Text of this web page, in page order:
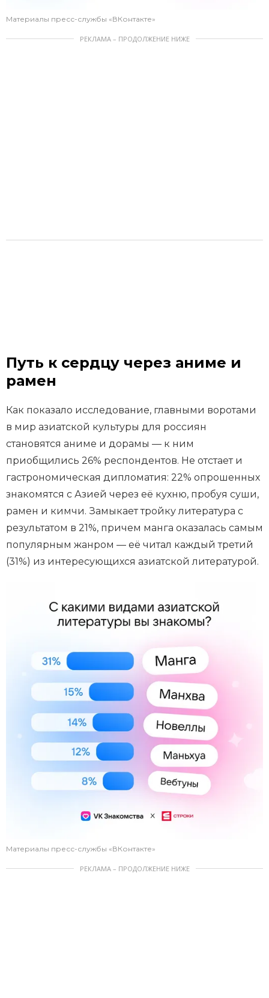
Материалы пресс-службы «ВКонтакте»
РЕКЛАМА – ПРОДОЛЖЕНИЕ НИЖЕ
Путь к сердцу через аниме и
рамен
Как показало исследование, главными воротами
в мир азиатской культуры для россиян
становятся аниме и дорамы — к ним
приобщились 26% респондентов. Не отстает и
гастрономическая дипломатия: 22% опрошенных
знакомятся с Азией через её кухню, пробуя суши,
рамен и кимчи. Замыкает тройку литература с
результатом в 21%, причем манга оказалась самым
популярным жанром — её читал каждый третий
(31%) из интересующихся азиатской литературой.
Материалы пресс-службы «ВКонтакте»
РЕКЛАМА – ПРОДОЛЖЕНИЕ НИЖЕ